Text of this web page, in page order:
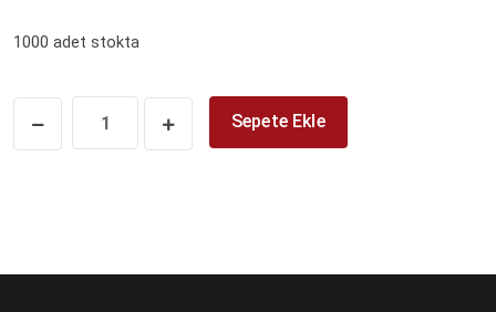
1000 adet stokta
Sepete Ekle